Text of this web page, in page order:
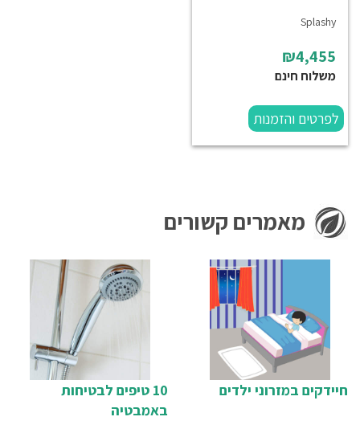
Splashy
₪4,455
משלוח חינם
לפרטים והזמנות
מאמרים קשורים
חיידקים במזרוני ילדים
10 טיפים לבטיחות
באמבטיה